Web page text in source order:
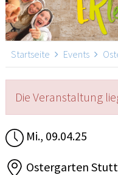
Startseite Events
Die Veranstaltung
Mi., 09.04.25
Ostergarten